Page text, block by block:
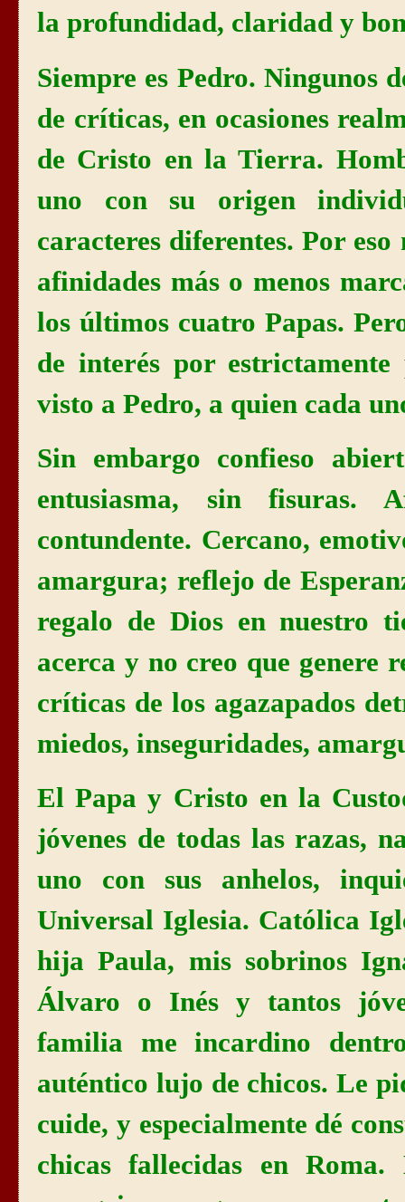
la profundidad, claridad y
Siempre es Pedro. Ningunos
de críticas, en ocasiones
de Cristo en la Tierra.
uno con su origen
caracteres diferentes. Por
afinidades más o menos
los últimos cuatro Papas.
de interés por
visto a Pedro, a quien cada
Sin embargo confieso
entusiasma, sin fisuras.
contundente. Cercano,
amargura; reflejo de
regalo de Dios en nuestro
acerca y no creo que genere
críticas de los agazapados
miedos, inseguridades,
El Papa y Cristo en la
jóvenes de todas las razas,
uno con sus anhelos,
Universal Iglesia. Católica
hija Paula, mis sobrinos
Álvaro o Inés y tantos
familia me incardino
auténtico lujo de chicos. Le
cuide, y especialmente dé
chicas fallecidas en